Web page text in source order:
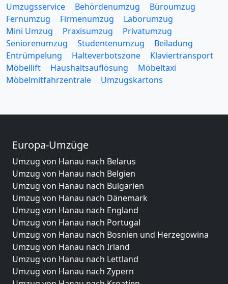
Umzugsservice Behördenumzug
Büroumzug
Fernumzug
Firmenumzug
Laborumzug
Mini Umzug
Praxisumzug
Privatumzug
Seniorenumzug
Studentenumzug
Beiladung
Entrümpelung
Halteverbotszone
Klaviertransport
Möbellift
Haushaltsauflösung
Möbeltaxi
Möbelmitfahrzentrale
Umzugskartons
Europa-Umzüge
Umzug von Hanau nach Belarus
Umzug von Hanau nach Belgien
Umzug von Hanau nach Bulgarien
Umzug von Hanau nach Dänemark
Umzug von Hanau nach England
Umzug von Hanau nach Portugal
Umzug von Hanau nach Bosnien und Herzegowina
Umzug von Hanau nach Irland
Umzug von Hanau nach Lettland
Umzug von Hanau nach Zypern